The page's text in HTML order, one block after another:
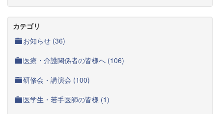
カテゴリ
お知らせ (36)
医療・介護関係者の皆様へ (106)
研修会・講演会 (100)
医学生・若手医師の皆様 (1)